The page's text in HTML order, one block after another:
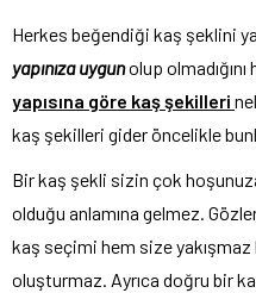
Herkes beğendiği kaş şeklini
yapınıza uygunolup
yapısına göre kaş şekilleri
kaş şekilleri gider öncelikle
Bir kaş şekli sizin çok
olduğu anlamına gelmez.
kaş seçimi hem size
oluşturmaz. Ayrıca doğru bir